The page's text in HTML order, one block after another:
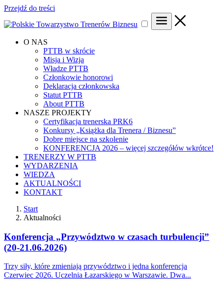
Przejdź do treści
O NAS
PTTB w skrócie
Misja i Wizja
Władze PTTB
Członkowie honorowi
Deklaracja członkowska
Statut PTTB
About PTTB
NASZE PROJEKTY
Certyfikacja trenerska PRK6
Konkursy „Książka dla Trenera / Biznesu”
Dobre miejsce na szkolenie
KONFERENCJA 2026 – więcej szczegółów wkrótce!
TRENERZY W PTTB
WYDARZENIA
WIEDZA
AKTUALNOŚCI
KONTAKT
Start
Aktualności
Konferencja „Przywództwo w czasach turbulencji”
(20-21.06.2026)
Trzy siły, które zmieniają przywództwo i jedna konferencja
Czerwiec 2026. Uczelnia Łazarskiego w Warszawie. Dwa...